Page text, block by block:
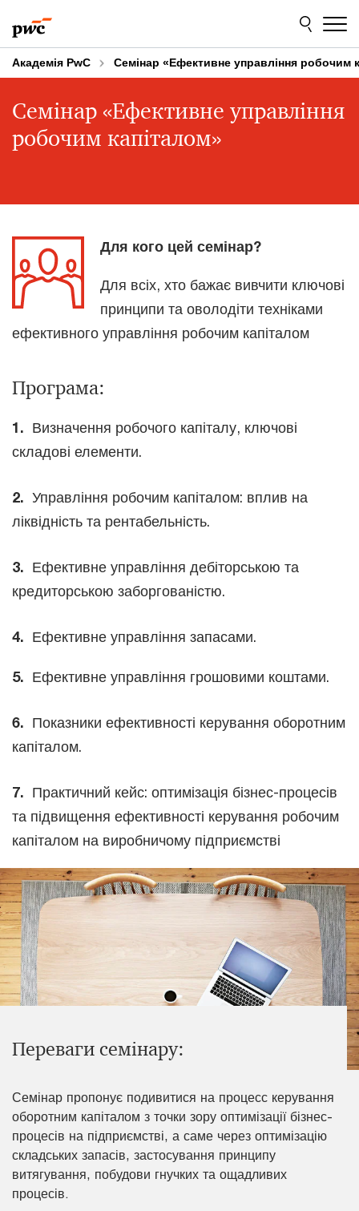
to
content
to
footer
Академія PwC Семінар «Ефективне управління робочим
Семінар «Ефективне управління
робочим капіталом»
Для кого цей семінар?
Для всіх, хто бажає вивчити ключові
принципи та оволодіти техніками
ефективного управління робочим капіталом
Програма:
1. Визначення робочого капіталу, ключові
складові елементи.
2. Управління робочим капіталом: вплив на
ліквідність та рентабельність.
3. Ефективне управління дебіторською та
кредиторською заборгованістю.
4. Ефективне управління запасами.
5. Ефективне управління грошовими коштами.
6. Показники ефективності керування оборотним
капіталом.
7. Практичний кейс: оптимізація бізнес-процесів
та підвищення ефективності керування робочим
капіталом на виробничому підприємстві
Переваги семінару:
Семінар пропонує подивитися на процесс керування
оборотним капіталом з точки зору оптимізації бізнес-
процесів на підприємстві, а саме через оптимізацію
складських запасів, застосування принципу
витягування, побудови гнучких та ощадливих
процесів.